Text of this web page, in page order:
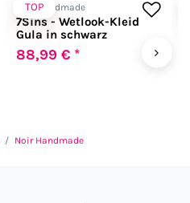
TOP
Noir Handmade
7Sins - Wetlook-Kleid
Gula in schwarz
88,99 € * ›
Noir Handmade